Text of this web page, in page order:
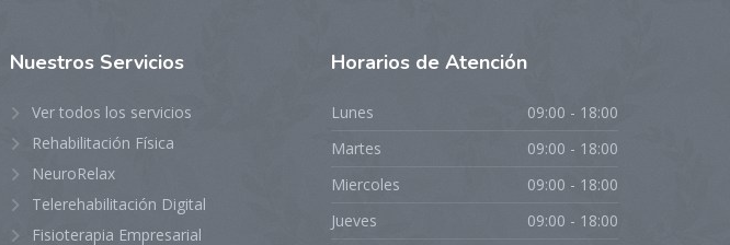
Nuestros Servicios
Ver todos los servicios
Rehabilitación Física
NeuroRelax
Telerehabilitación Digital
Fisioterapia Empresarial
Horarios de Atención
Lunes
09:00 - 18:00
Martes
09:00 - 18:00
Miercoles
09:00 - 18:00
Jueves
09:00 - 18:00